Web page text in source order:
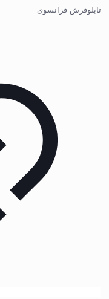
تابلوفرش فرانسوی